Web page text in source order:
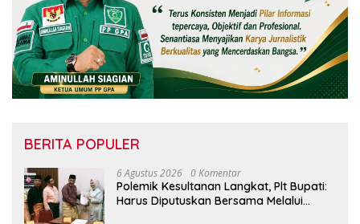
BERITA POPULER
6 Agustus 2026 0 Komentar
Polemik Kesultanan Langkat, Plt Bupati:
Harus Diputuskan Bersama Melalui